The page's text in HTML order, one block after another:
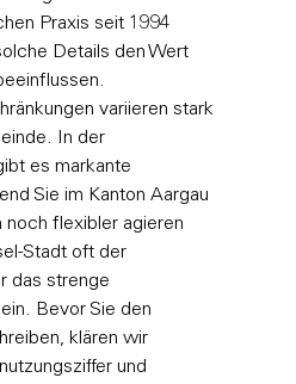
Praxis seit 1994
Details den Wert
variieren stark
In der
es markante
Sie im Kanton Aargau
noch flexibler agieren
Stadt oft der
das strenge
Bevor Sie den
klären wir
und